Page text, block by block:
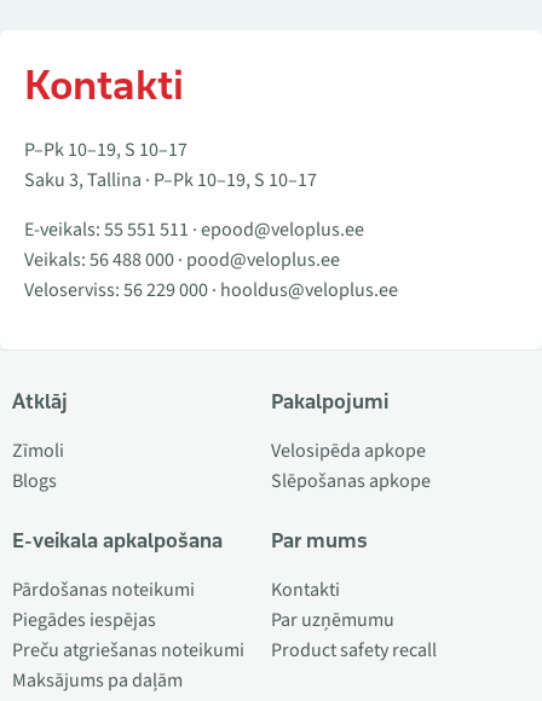
Kontakti
P–Pk 10–19, S 10–17
Saku 3, Tallina · P–Pk 10–19, S 10–17
E-veikals:55 551 511 ·epood@veloplus.ee
Veikals:56 488 000· pood@veloplus.ee
Veloserviss:56 229 000· hooldus@veloplus.ee
Atklāj
Zīmoli
Blogs
E-veikala apkalpošana
Pārdošanas noteikumi
Piegādes iespējas
Preču atgriešanas noteikumi
Maksājums pa daļām
Pakalpojumi
Velosipēda apkope
Slēpošanas apkope
Par mums
Kontakti
Par uzņēmumu
Product safety recall